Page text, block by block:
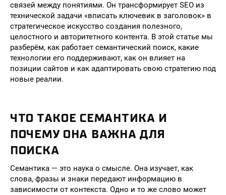
связей между понятиями. Он трансформирует SEO из
технической задачи «вписать ключевик в заголовок» в
стратегическое искусство создания полезного,
целостного и авторитетного контента. В этой статье мы
разберём, как работает семантический поиск, какие
технологии его поддерживают, как он влияет на
позиции сайтов и как адаптировать свою стратегию под
новые реалии.
ЧТО ТАКОЕ СЕМАНТИКА И
ПОЧЕМУ ОНА ВАЖНА ДЛЯ
ПОИСКА
Семантика — это наука о смысле. Она изучает, как
слова, фразы и знаки передают информацию в
зависимости от контекста. Одно и то же слово может